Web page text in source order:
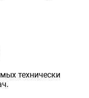
технически